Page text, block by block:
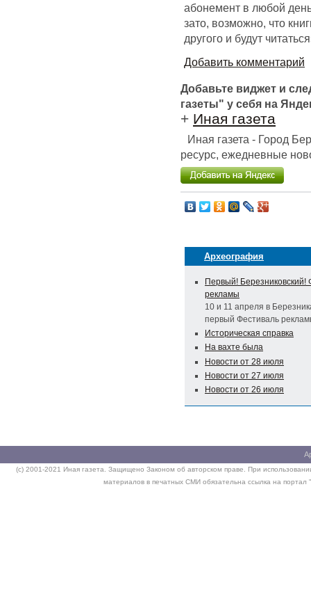
абонемент в любой
зато, возможно, что
другого и будут
Добавить комментарий
Добавьте виджет и
газеты" у себя на
+ Иная газета
Иная газета - Город
ресурс, ежедневные
Археография
Первый! Березниковский!
рекламы
10 и 11 апреля в
первый Фестиваль
Историческая справка
На вахте была
Новости от 28 июля
Новости от 27 июля
Новости от 26 июля
(c) 2001-2021 Иная газета. Защищено Законом об авторском праве. При
материалов в печатных СМИ обязательна ссылка на